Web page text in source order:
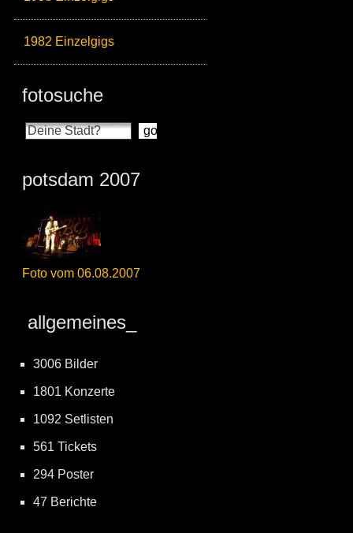
1982 Einzelgigs
fotosuche
potsdam 2007
Foto vom 06.08.2007
allgemeines_
3006 Bilder
1801 Konzerte
1092 Setlisten
561 Tickets
294 Poster
47 Berichte